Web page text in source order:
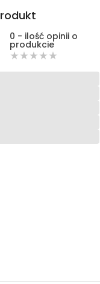
0 - ilość opinii o
produkcie